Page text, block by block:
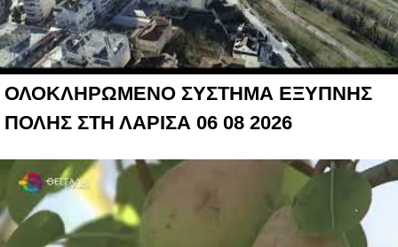
ΟΛΟΚΛΗΡΩΜΕΝΟ ΣΥΣΤΗΜΑ ΕΞΥΠΝΗΣ
ΠΟΛΗΣ ΣΤΗ ΛΑΡΙΣΑ 06 08 2026